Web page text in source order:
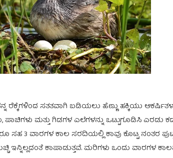
ರೆಕ್ಕೆಗಳಿಂದ ಸತತವಾಗಿ ಬಡಿಯಲು ಹೆಣ್ಣು ಹಕ್ಕಿಯು
ಮತ್ತು ಗಿಡಗಳ ಎಲೆಗಳನ್ನು ಒಟ್ಟುಗೂಡಿಸಿ ಎರಡು
ಸಹ 3 ವಾರಗಳ ಕಾಲ ಸರದಿಯಲ್ಲಿ ಕಾವು ಕೊಟ್ಟ ನಂತರ
ಕಾಪಾಡುತ್ತವೆ. ಮರಿಗಳು ಒಂದು ವಾರಗಳ